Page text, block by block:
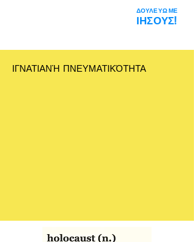
ΔΟΥΛΕΥΩ ΜΕ
ΙΗΣΟΥΣ!
ΙΓΝΑΤΙΑΝΉ ΠΝΕΥΜΑΤΙΚΌΤΗΤΑ